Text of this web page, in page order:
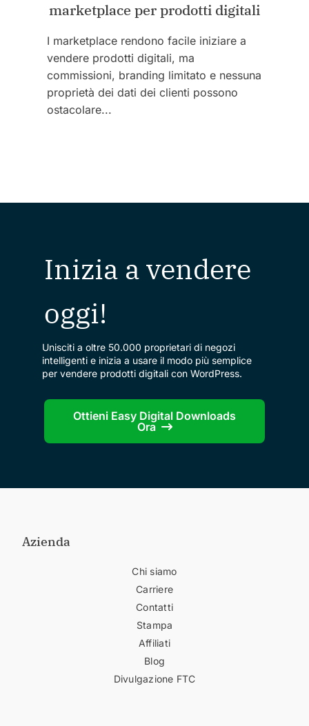
marketplace per prodotti digitali
I marketplace rendono facile iniziare a
vendere prodotti digitali, ma
commissioni, branding limitato e nessuna
proprietà dei dati dei clienti possono
ostacolare...
Inizia a vendere
oggi!
Unisciti a oltre 50.000 proprietari di negozi
intelligenti e inizia a usare il modo più semplice
per vendere prodotti digitali con WordPress.
Ottieni Easy Digital Downloads
Ora
Azienda
Chi siamo
Carriere
Contatti
Stampa
Affiliati
Blog
Divulgazione FTC